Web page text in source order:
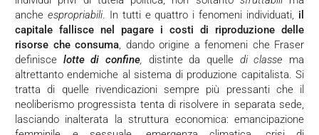
anche espropriabili. In tutti e quattro i fenomeni individuati, il
capitale fallisce nel pagare i costi di riproduzione delle
risorse che consuma, dando origine a fenomeni che Fraser
definisce lotte di confine, distinte da quelle di classe ma
altrettanto endemiche al sistema di produzione capitalista. Si
tratta di quelle rivendicazioni sempre più pressanti che il
neoliberismo progressista tenta di risolvere in separata sede,
lasciando inalterata la struttura economica: emancipazione